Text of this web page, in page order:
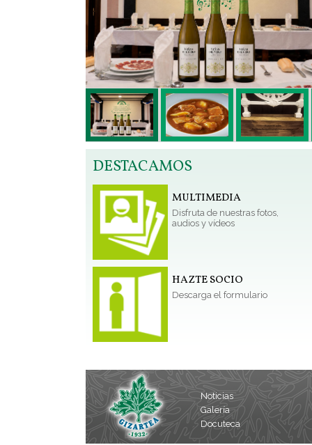
DESTACAMOS
MULTIMEDIA
Disfruta de nuestras fotos,
audios y vídeos
HAZTE SOCIO
Descarga el formulario
Noticias
Galería
Docuteca